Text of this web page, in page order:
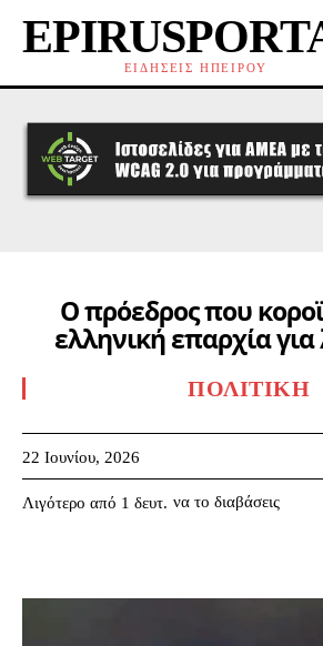
ΕΙΔΗΣΕΙΣ ΗΠΕΙΡΟΥ
Ο πρόεδρος που
ελληνική επαρχία
ΠΟΛΙΤΙΚΉ
22 Ιουνίου, 2026
Λιγότερο από 1 δευτ. να το διαβάσεις